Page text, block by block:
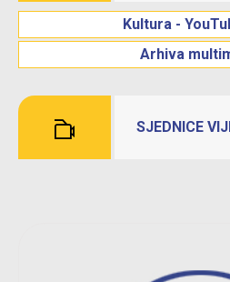
Kultura -
Arhiva
SJEDNICE